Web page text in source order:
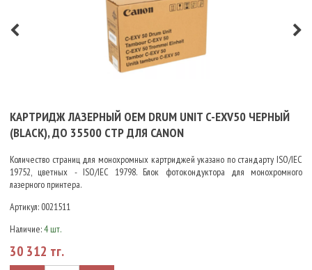
КАРТРИДЖ ЛАЗЕРНЫЙ OEM DRUM UNIT C-EXV50 ЧЕРНЫЙ
(BLACK), ДО 35500 СТР ДЛЯ CANON
Количество страниц для монохромных картриджей указано по стандарту ISO/IEC
19752, цветных - ISO/IEC 19798. Блок фотокондуктора для монохромного
лазерного принтера.
Артикул: 0021511
Наличие:4 шт.
30 312 тг.